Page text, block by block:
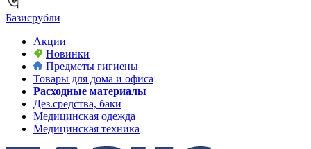
Базисрубли
Акции
Новинки
Предметы гигиены
Товары для дома и офиса
Расходные материалы
Дез.средства, баки
Медицинская одежда
Медицинская техника